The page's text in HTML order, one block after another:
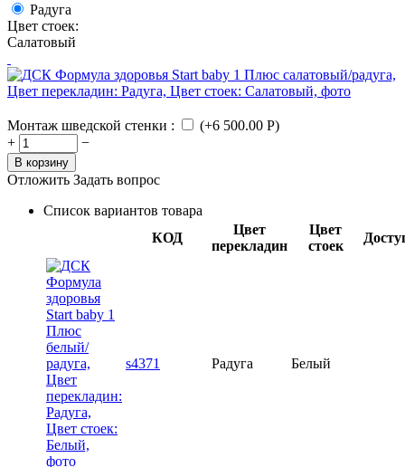
Радуга
Цвет стоек:
Салатовый
Монтаж шведской стенки : (+6 500.00 Р)
+
−
В корзину
Отложить Задать вопрос
Список вариантов товара
КОД
Цвет
перекладин
Цвет
стоек
s4371 Радуга Белый